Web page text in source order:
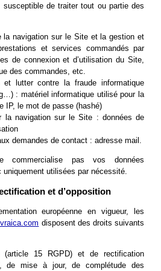
susceptible de traiter tout ou partie des
la navigation sur le Site et la gestion et
et services commandés par
de connexion et d’utilisation du Site,
des commandes, etc.
et lutter contre la fraude informatique
: matériel informatique utilisé pour la
IP, le mot de passe (hashé)
la navigation sur le Site : données de
demandes de contact : adresse mail.
commercialise pas vos données
utilisées par nécessité.
et d’opposition
européenne en vigueur, les
disposent des droits suivants
(article 15 RGPD) et de rectification
de mise à jour, de complétude des